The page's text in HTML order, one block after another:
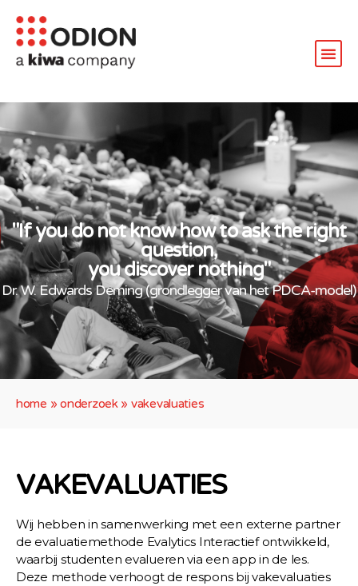
"If you do not know how to ask the right
question,
you discover nothing"
Dr. W. Edwards Deming (grondlegger van het PDCA-model)
home »onderzoek» vakevaluaties
VAKEVALUATIES
Wij hebben in samenwerking met een externe partner
de evaluatiemethode Evalytics Interactief ontwikkeld,
waarbij studenten evalueren via een app in de les.
Deze methode verhoogt de respons bij vakevaluaties